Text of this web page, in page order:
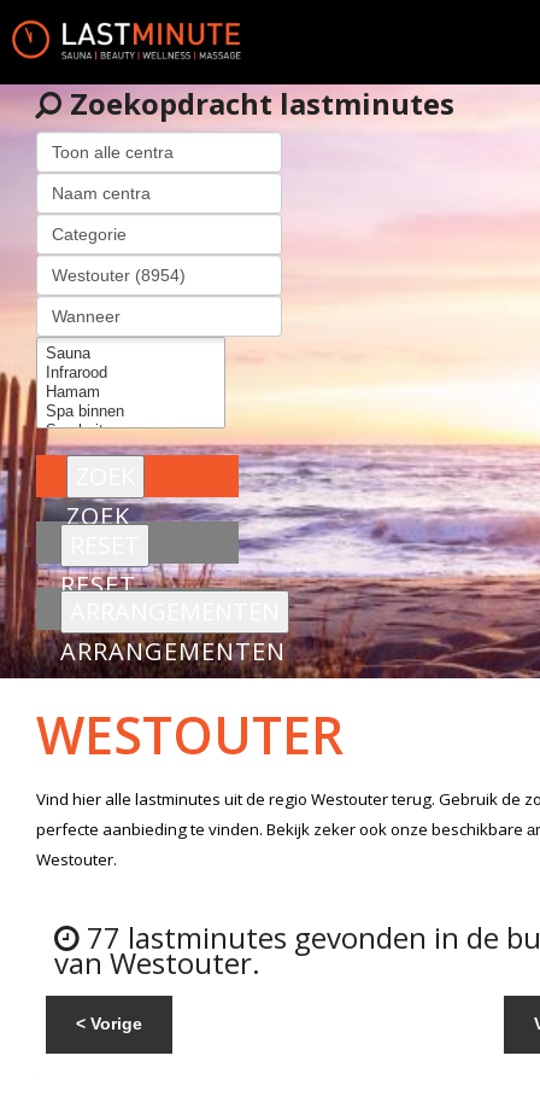
Zoekopdracht lastminutes
ZOEK
RESET
ARRANGEMENTEN
WESTOUTER
Vind hier alle lastminutes uit de regio Westouterterug. Gebruik de
perfecte aanbieding te vinden. Bekijk zeker ook onze beschikbare
Westouter.
77 lastminutes gevonden in de
van Westouter.
< Vorige